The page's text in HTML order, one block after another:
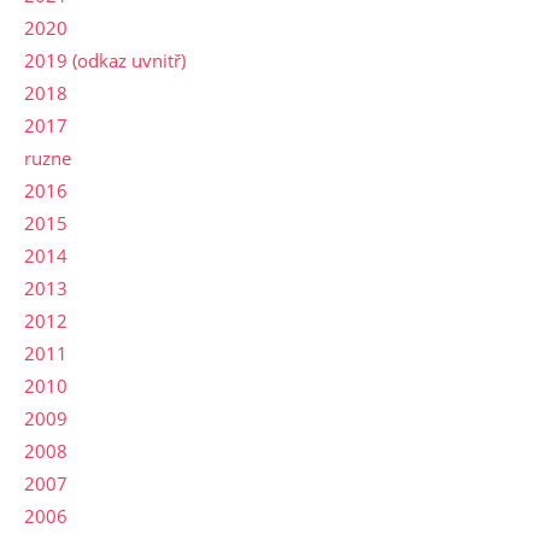
2020
2019 (odkaz uvnitř)
2018
2017
ruzne
2016
2015
2014
2013
2012
2011
2010
2009
2008
2007
2006